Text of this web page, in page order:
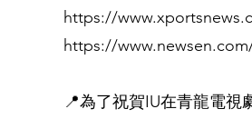
https://
https://
📍為了祝賀IU在青龍電視